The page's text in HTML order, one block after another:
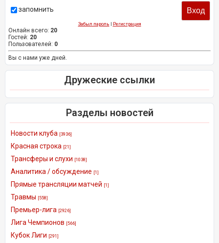
запомнить
Забыл пароль | Регистрация
Онлайн всего: 20
Гостей: 20
Пользователей: 0
Вы с нами уже дней.
Дружеские ссылки
Разделы новостей
Новости клуба [3936]
Красная строка [21]
Трансферы и слухи [1038]
Аналитика / обсуждение [1]
Прямые трансляции матчей [1]
Травмы [558]
Премьер-лига [2926]
Лига Чемпионов [566]
Кубок Лиги [291]